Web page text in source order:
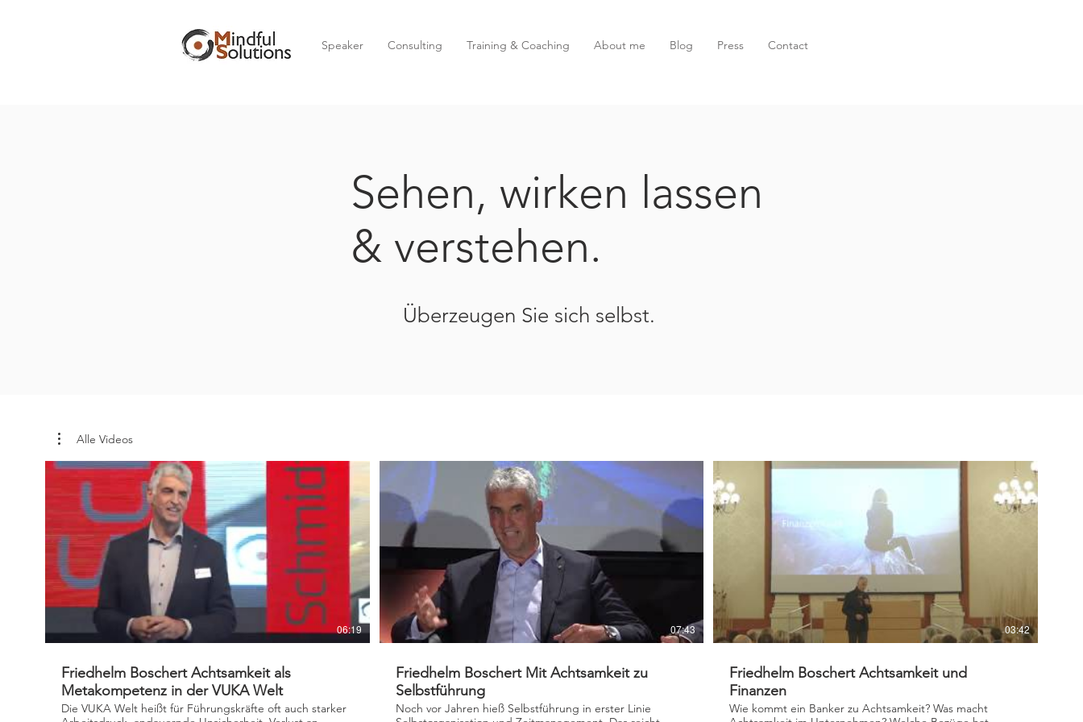
Speaker Consulting Training & Coaching About me Blog Press Contact
Sehen, wirken lassen
& verstehen.
Überzeugen Sie sich selbst.
Alle Videos
06:19
Friedhelm Boschert Achtsamkeit als
Metakompetenz in der VUKA Welt
Die VUKA Welt heißt für Führungskräfte oft auch starker
07:43
Friedhelm Boschert Mit Achtsamkeit zu
Selbstführung
Noch vor Jahren hieß Selbstführung in erster Linie
03:42
Friedhelm Boschert Achtsamkeit und
Finanzen
Wie kommt ein Banker zu Achtsamkeit? Was macht